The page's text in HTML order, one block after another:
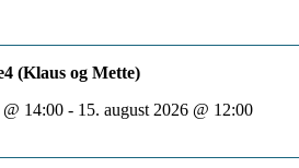
(Klaus og Mette)
@ 14:00 - 15. august 2026 @ 12:00